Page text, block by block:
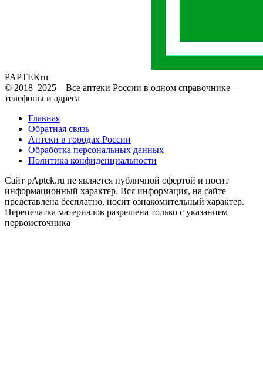
PAPTEKru
© 2018–2025 – Все аптеки России в одном справочнике –
телефоны и адреса
Главная
Обратная связь
Аптеки в городах России
Обработка персональных данных
Политика конфиденциальности
Сайт pAptek.ru не является публичной офертой и носит
информационный характер. Вся информация, на сайте
представлена бесплатно, носит ознакомительный характер.
Перепечатка материалов разрешена только с указанием
первоисточника